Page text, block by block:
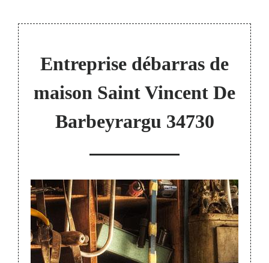
Entreprise débarras de
maison Saint Vincent De
Barbeyrargu 34730